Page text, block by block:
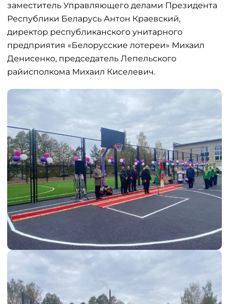
заместитель Управляющего делами Президента
Республики Беларусь Антон Краевский,
директор республиканского унитарного
предприятия «Белорусские лотереи» Михаил
Денисенко, председатель Лепельского
райисполкома Михаил Киселевич.